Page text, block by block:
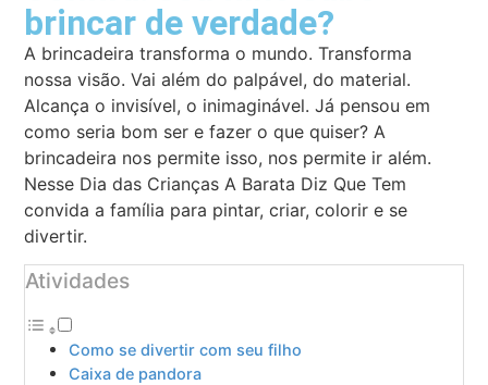
brincar de verdade?
A brincadeira transforma o mundo. Transforma
nossa visão. Vai além do palpável, do material.
Alcança o invisível, o inimaginável. Já pensou em
como seria bom ser e fazer o que quiser? A
brincadeira nos permite isso, nos permite ir além.
Nesse Dia das Crianças A Barata Diz Que Tem
convida a família para pintar, criar, colorir e se
divertir.
Atividades
Como se divertir com seu filho
Caixa de pandora